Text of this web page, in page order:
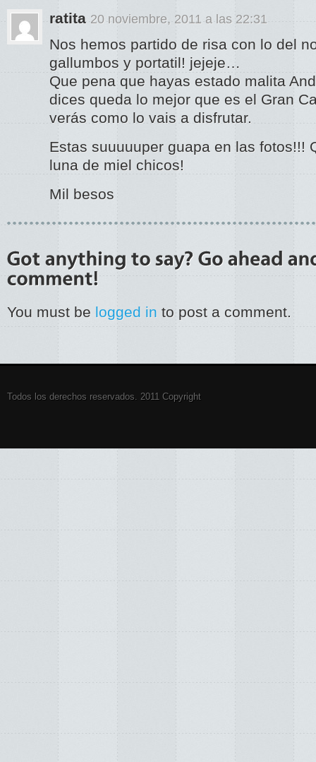
ratita 20 noviembre, 2011 a las 22:31
Nos hemos partido de risa con lo del
gallumbos y portatil! jejeje…
Que pena que hayas estado malita
dices queda lo mejor que es el Gran
verás como lo vais a disfrutar.
Estas suuuuuper guapa en las fotos!!!
luna de miel chicos!
Mil besos
You must be logged in to post a comment.
Todos los derechos reservados. 2011 Copyright